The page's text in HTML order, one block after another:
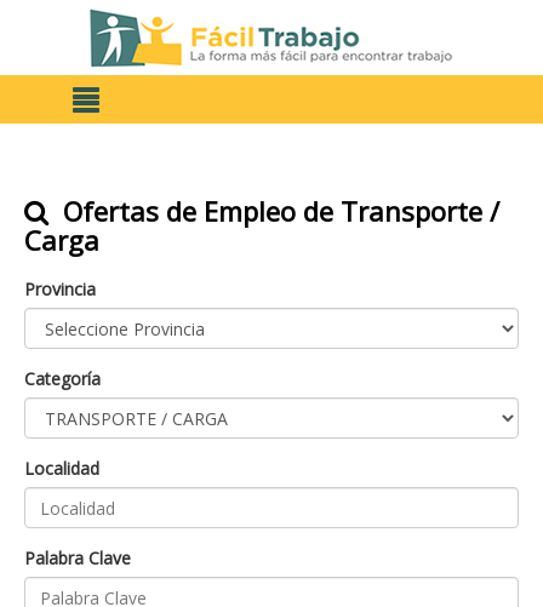
Ofertas de Empleo de Transporte /
Carga
Provincia
Categoría
Localidad
Palabra Clave